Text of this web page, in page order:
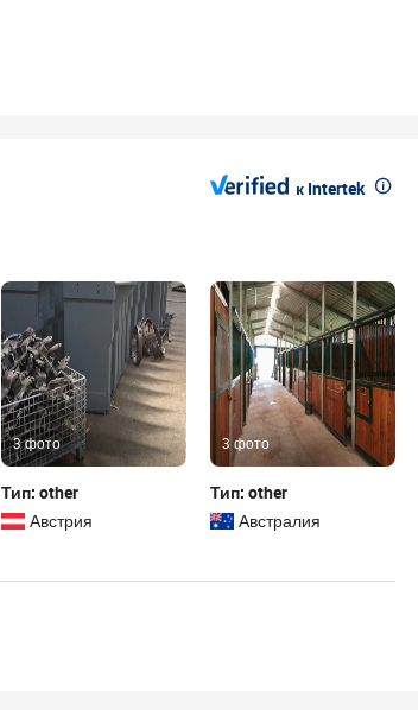
к Intertek 
3 фото
Тип: other
Австрия
3 фото
Тип: other
Австралия